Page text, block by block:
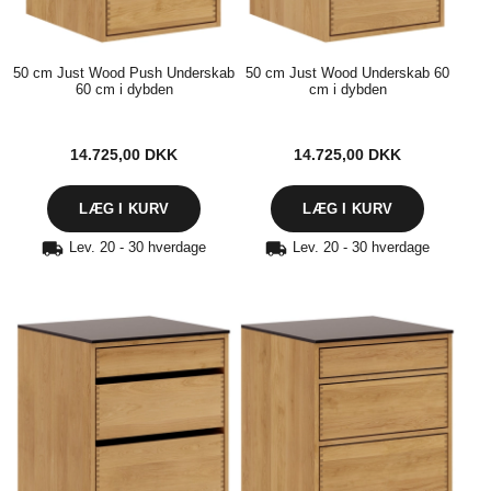
50 cm Just Wood Push Underskab
60 cm i dybden
14.725,00 DKK
50 cm Just Wood Underskab 60
cm i dybden
14.725,00 DKK
Lev. 20 - 30 hverdage Lev. 20 - 30 hverdage